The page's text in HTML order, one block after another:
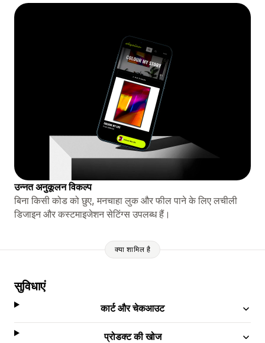
उन्नत अनुकूलन विकल्प
बिना किसी कोड को छुए, मनचाहा लुक और फील पाने के लिए लचीली
डिजाइन और कस्टमाइजेशन सेटिंग्स उपलब्ध हैं।
क्या शामिल है
सुविधाएं
कार्ट और चेकआउट
प्रोडक्ट की खोज